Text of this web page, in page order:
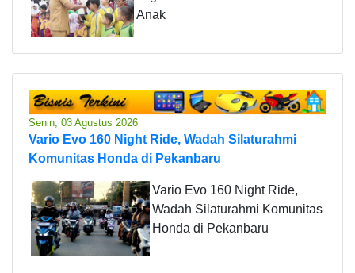
Anak
Senin, 03 Agustus 2026
Vario Evo 160 Night Ride, Wadah Silaturahmi
Komunitas Honda di Pekanbaru
Vario Evo 160 Night Ride,
Wadah Silaturahmi Komunitas
Honda di Pekanbaru